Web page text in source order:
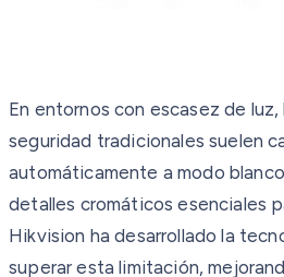
En entornos con escasez de luz,
seguridad tradicionales suelen
automáticamente a modo
detalles cromáticos esenciales
Hikvision ha desarrollado la
superar esta limitación,